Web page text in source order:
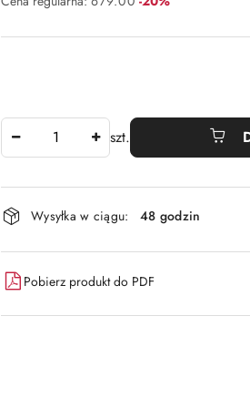
szt.
Dostępność
i
dostawa
Wysyłka w ciągu: 48 godzin
Pobierz produkt do PDF